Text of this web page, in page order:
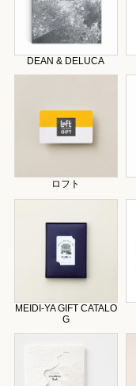
DEAN & DELUCA
ロフト
MEIDI-YA GIFT CATALO
G